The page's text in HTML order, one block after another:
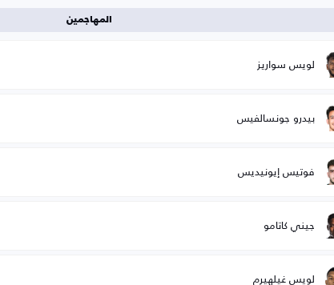
المهاجمين
لويس سواريز
بيدرو جونسالفيس
فوتيس إيونيديس
جيني كاتامو
لويس غيلهيرم